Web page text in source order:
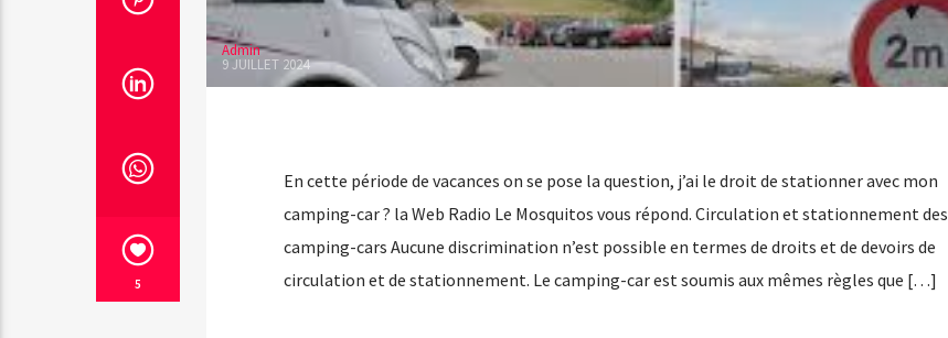
5
Admin
9 JUILLET 2024
En cette période de vacances on se pose la question, j’ai le droit de stationner avec mon
camping-car ? la Web Radio Le Mosquitos vous répond. Circulation et stationnement des
camping-cars Aucune discrimination n’est possible en termes de droits et de devoirs de
circulation et de stationnement. Le camping-car est soumis aux mêmes règles que […]